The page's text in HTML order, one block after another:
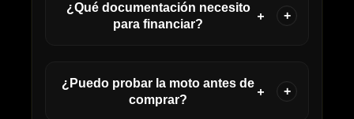
¿Qué documentación necesito
para financiar?
+
¿Puedo probar la moto antes de
comprar?
+